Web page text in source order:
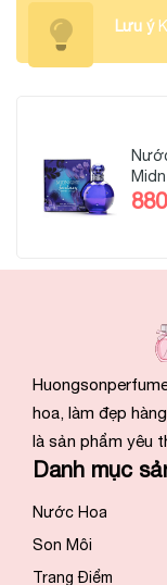
Lưu ý
hoa, làm đẹp
là sản phẩm yêu
Danh mục
Nước Hoa
Son Môi
Trang Điểm